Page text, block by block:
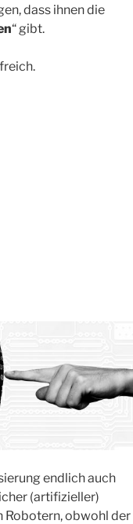
dass ihnen die
“ gibt.
endlich auch
(artifizieller)
Robotern, obwohl der